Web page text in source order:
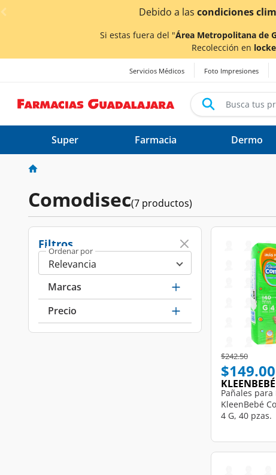
< div class="carousel-inner"> Debido a las condiciones
Si estas fuera del "Área Metropolitana de
Recolección en
Servicios Médicos Foto Impresiones
Super Farmacia Dermo
Comodisec(7 productos)
Filtros
Ordenar por
Marcas
Precio
Price reduced
$242.50to
$149.00
KLEENBEBÉ
Pañales para
KleenBebé
4 G, 40 pzas.